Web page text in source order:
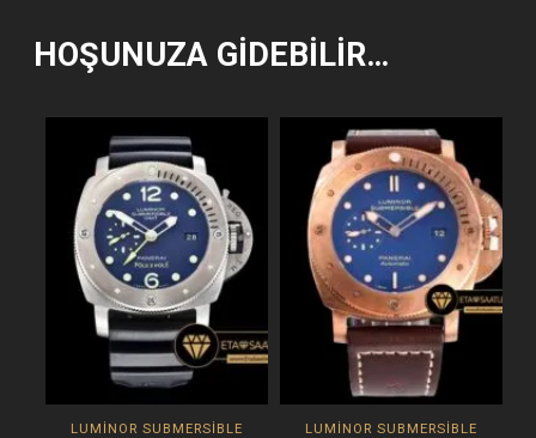
HOŞUNUZA GIDEBILIR…
LUMINOR SUBMERSIBLE LUMINOR SUBMERSIBLE